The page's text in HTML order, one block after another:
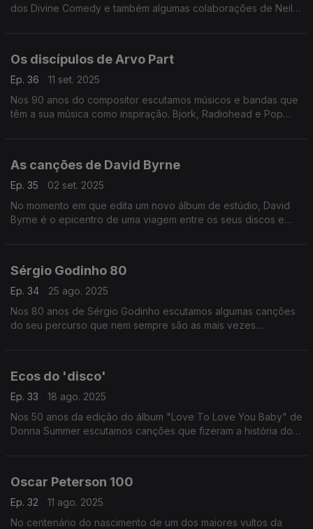
dos Divine Comedy e também algumas colaborações de Neil
Os discípulos de Arvo Part
Ep. 36
11 set. 2025
Nos 90 anos do compositor escutamos músicos e bandas que
têm a sua música como inspiração. Bjork, Radiohead e Pop
As canções de David Byrne
Ep. 35
02 set. 2025
No momento em que edita um novo álbum de estúdio, David
Byrne é o epicentro de uma viagem entre os seus discos e
Sérgio Godinho 80
Ep. 34
25 ago. 2025
Nos 80 anos de Sérgio Godinho escutamos algumas canções
do seu percurso que nem sempre são as mais vezes
Ecos do 'disco'
Ep. 33
18 ago. 2025
Nos 50 anos da edição do álbum "Love To Love You Baby" de
Donna Summer escutamos canções que fizeram a história do
Oscar Peterson 100
Ep. 32
11 ago. 2025
No centenário do nascimento de um dos maiores vultos da